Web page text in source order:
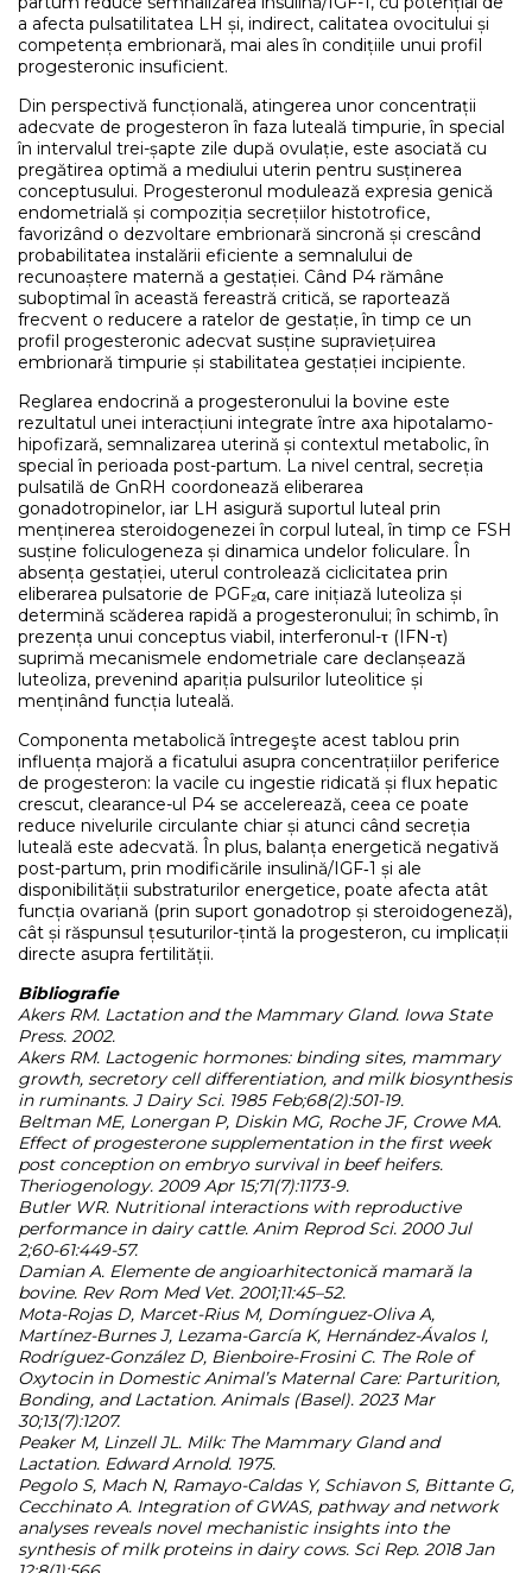
a afecta pulsatilitatea LH și, indirect, calitatea ovocitului și
competența embrionară, mai ales în condițiile unui profil
progesteronic insuficient.
Din perspectivă funcțională, atingerea unor concentrații
adecvate de progesteron în faza luteală timpurie, în special
în intervalul trei-șapte zile după ovulație, este asociată cu
pregătirea optimă a mediului uterin pentru susținerea
conceptusului. Progesteronul modulează expresia genică
endometrială și compoziția secrețiilor histotrofice,
favorizând o dezvoltare embrionară sincronă și crescând
probabilitatea instalării eficiente a semnalului de
recunoaștere maternă a gestației. Când P4 rămâne
suboptimal în această fereastră critică, se raportează
frecvent o reducere a ratelor de gestație, în timp ce un
profil progesteronic adecvat susține supraviețuirea
embrionară timpurie și stabilitatea gestației incipiente.
Reglarea endocrină a progesteronului la bovine este
rezultatul unei interacțiuni integrate între axa hipotalamo-
hipofizară, semnalizarea uterină și contextul metabolic, în
special în perioada post-partum. La nivel central, secreția
pulsatilă de GnRH coordonează eliberarea
gonadotropinelor, iar LH asigură suportul luteal prin
menținerea steroidogenezei în corpul luteal, în timp ce FSH
susține foliculogeneza și dinamica undelor foliculare. În
absența gestației, uterul controlează ciclicitatea prin
eliberarea pulsatorie de PGF₂α, care inițiază luteoliza și
determină scăderea rapidă a progesteronului; în schimb, în
prezența unui conceptus viabil, interferonul-τ (IFN-τ)
suprimă mecanismele endometriale care declanșează
luteoliza, prevenind apariția pulsurilor luteolitice și
menținând funcția luteală.
Componenta metabolică întregeşte acest tablou prin
influența majoră a ficatului asupra concentrațiilor periferice
de progesteron: la vacile cu ingestie ridicată și flux hepatic
crescut, clearance-ul P4 se accelerează, ceea ce poate
reduce nivelurile circulante chiar și atunci când secreția
luteală este adecvată. În plus, balanța energetică negativă
post-partum, prin modificările insulină/IGF‑1 și ale
disponibilității substraturilor energetice, poate afecta atât
funcția ovariană (prin suport gonadotrop și steroidogeneză),
cât și răspunsul țesuturilor-țintă la progesteron, cu implicații
directe asupra fertilității.
Bibliografie
Akers RM. Lactation and the Mammary Gland. Iowa State
Press. 2002.
Akers RM. Lactogenic hormones: binding sites, mammary
growth, secretory cell differentiation, and milk biosynthesis
in ruminants. J Dairy Sci. 1985 Feb;68(2):501-19.
Beltman ME, Lonergan P, Diskin MG, Roche JF, Crowe MA.
Effect of progesterone supplementation in the first week
post conception on embryo survival in beef heifers.
Theriogenology. 2009 Apr 15;71(7):1173-9.
Butler WR. Nutritional interactions with reproductive
performance in dairy cattle. Anim Reprod Sci. 2000 Jul
2;60-61:449-57.
Damian A. Elemente de angioarhitectonică mamară la
bovine. Rev Rom Med Vet. 2001;11:45–52.
Mota-Rojas D, Marcet-Rius M, Domínguez-Oliva A,
Martínez-Burnes J, Lezama-García K, Hernández-Ávalos I,
Rodríguez-González D, Bienboire-Frosini C. The Role of
Oxytocin in Domestic Animal’s Maternal Care: Parturition,
Bonding, and Lactation. Animals (Basel). 2023 Mar
30;13(7):1207.
Peaker M, Linzell JL. Milk: The Mammary Gland and
Lactation. Edward Arnold. 1975.
Pegolo S, Mach N, Ramayo-Caldas Y, Schiavon S, Bittante G,
Cecchinato A. Integration of GWAS, pathway and network
analyses reveals novel mechanistic insights into the
synthesis of milk proteins in dairy cows. Sci Rep. 2018 Jan